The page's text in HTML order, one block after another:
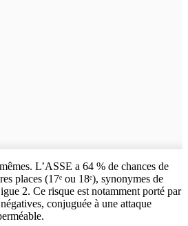
L’ASSE a 64 % de chances de
places (17ᵉ ou 18ᵉ), synonymes de
2. Ce risque est notamment porté par
conjuguée à une attaque